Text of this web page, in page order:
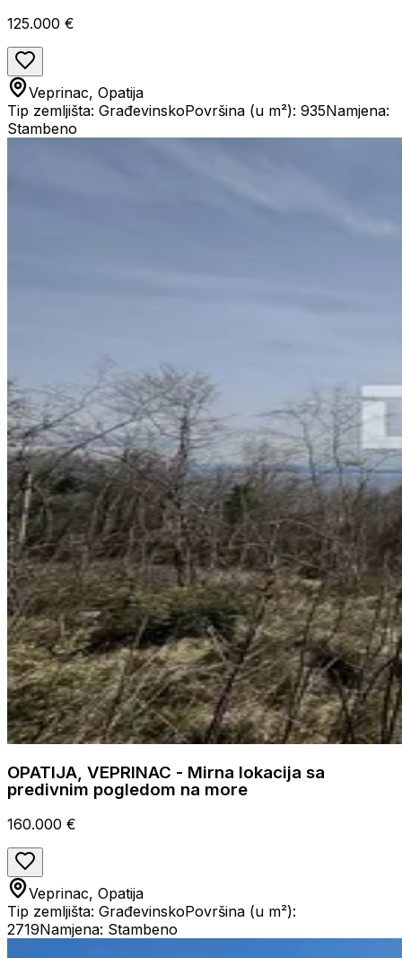
125.000 €
Veprinac, Opatija
Tip zemljišta: GrađevinskoPovršina (u m²): 935Namjena:
Stambeno
OPATIJA, VEPRINAC - Mirna lokacija sa
predivnim pogledom na more
160.000 €
Veprinac, Opatija
Tip zemljišta: GrađevinskoPovršina (u m²):
2719Namjena: Stambeno